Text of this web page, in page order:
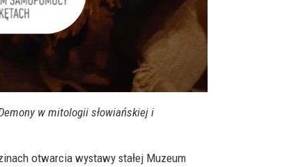
w mitologii słowiańskiej i
otwarcia wystawy stałej Muzeum